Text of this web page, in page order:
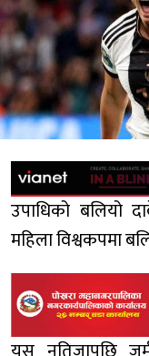
उपाधिको बलियो
महिला विश्वकपमा